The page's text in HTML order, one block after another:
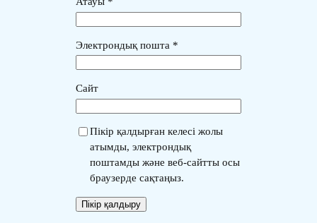
Электрондық пошта *
Сайт
Пікір қалдырған келесі жолы
атымды, электрондық
поштамды және веб-сайтты осы
браузерде сақтаңыз.